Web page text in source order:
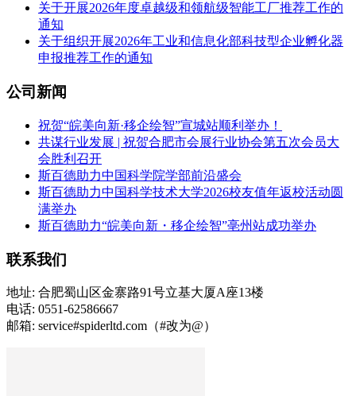
关于开展2026年度卓越级和领航级智能工厂推荐工作的
通知
关于组织开展2026年工业和信息化部科技型企业孵化器
申报推荐工作的通知
公司新闻
祝贺“皖美向新·移企绘智”宣城站顺利举办！
共谋行业发展 | 祝贺合肥市会展行业协会第五次会员大
会胜利召开
斯百德助力中国科学院学部前沿盛会
斯百德助力中国科学技术大学2026校友值年返校活动圆
满举办
斯百德助力“皖美向新・移企绘智”亳州站成功举办
联系我们
地址: 合肥蜀山区金寨路91号立基大厦A座13楼
电话: 0551-62586667
邮箱: service#spiderltd.com（#改为@）